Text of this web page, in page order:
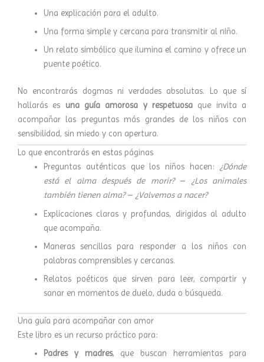
Una explicación para el adulto.
Una forma simple y cercana para transmitir al niño.
Un relato simbólico que ilumina el camino y ofrece un
puente poético.
No encontrarás dogmas ni verdades absolutas. Lo que sí
hallarás es una guía amorosa y respetuosa que invita a
acompañar las preguntas más grandes de los niños con
sensibilidad, sin miedo y con apertura.
Lo que encontrarás en estas páginas
Preguntas auténticas que los niños hacen: ¿Dónde
está el alma después de morir?– ¿Los animales
también tienen alma?– ¿Volvemos a nacer?
Explicaciones claras y profundas, dirigidas al adulto
que acompaña.
Maneras sencillas para responder a los niños con
palabras comprensibles y cercanas.
Relatos poéticos que sirven para leer, compartir y
sanar en momentos de duelo, duda o búsqueda.
Una guía para acompañar con amor
Este libro es un recurso práctico para:
Padres y madres, que buscan herramientas para